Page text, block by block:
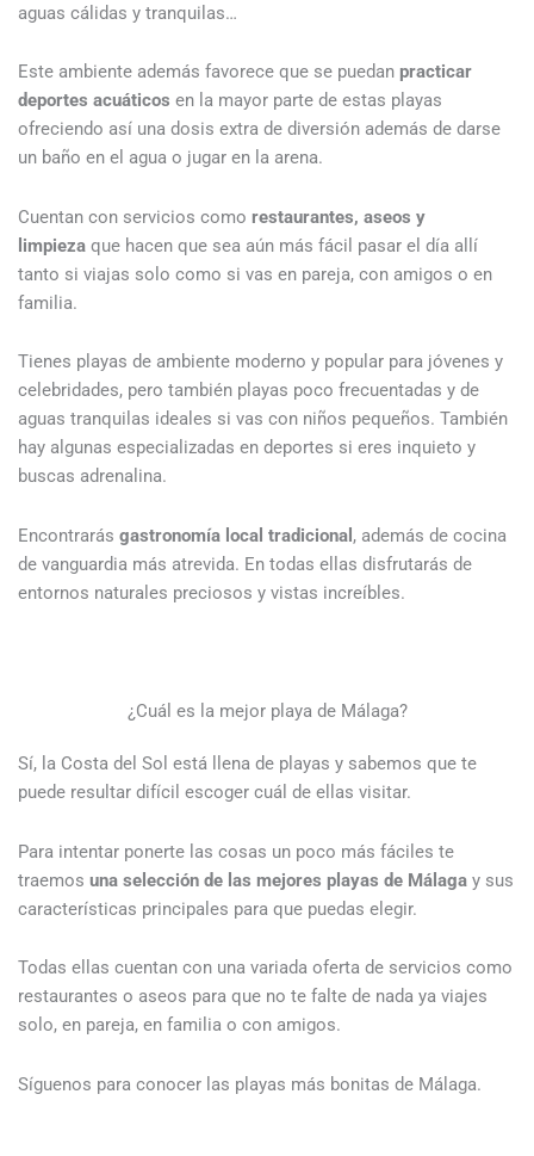
aguas cálidas y tranquilas…
Este ambiente además favorece que se puedan practicar
deportes acuáticos en la mayor parte de estas playas
ofreciendo así una dosis extra de diversión además de darse
un baño en el agua o jugar en la arena.
Cuentan con servicios como restaurantes, aseos y
limpieza que hacen que sea aún más fácil pasar el día allí
tanto si viajas solo como si vas en pareja, con amigos o en
familia.
Tienes playas de ambiente moderno y popular para jóvenes y
celebridades, pero también playas poco frecuentadas y de
aguas tranquilas ideales si vas con niños pequeños. También
hay algunas especializadas en deportes si eres inquieto y
buscas adrenalina.
Encontrarás gastronomía local tradicional , además de cocina
de vanguardia más atrevida. En todas ellas disfrutarás de
entornos naturales preciosos y vistas increíbles.
¿Cuál es la mejor playa de Málaga?
Sí, la Costa del Sol está llena de playas y sabemos que te
puede resultar difícil escoger cuál de ellas visitar.
Para intentar ponerte las cosas un poco más fáciles te
traemos una selección de las mejores playas de Málaga y sus
características principales para que puedas elegir.
Todas ellas cuentan con una variada oferta de servicios como
restaurantes o aseos para que no te falte de nada ya viajes
solo, en pareja, en familia o con amigos.
Síguenos para conocer las playas más bonitas de Málaga.